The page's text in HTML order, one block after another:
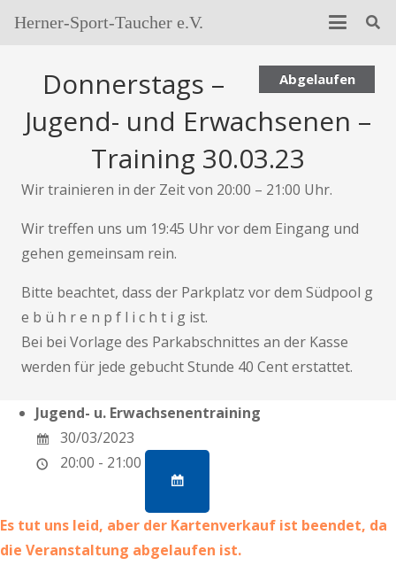
Herner-Sport-Taucher e.V.
Abgelaufen
Donnerstags –
Jugend- und Erwachsenen –
Training 30.03.23
Wir trainieren in der Zeit von 20:00 – 21:00 Uhr.
Wir treffen uns um 19:45 Uhr vor dem Eingang und
gehen gemeinsam rein.
Bitte beachtet, dass der Parkplatz vor dem Südpool g
e b ü h r e n p f l i c h t i g ist.
Bei bei Vorlage des Parkabschnittes an der Kasse
werden für jede gebucht Stunde 40 Cent erstattet.
Jugend- u. Erwachsenentraining
30/03/2023
20:00 - 21:00
Es tut uns leid, aber der Kartenverkauf ist beendet, da
die Veranstaltung abgelaufen ist.